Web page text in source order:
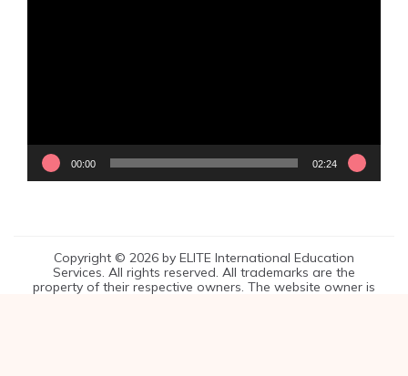
00:00 02:24
Copyright © 2026 by ELITE International Education
Services. All rights reserved. All trademarks are the
property of their respective owners. The website owner is